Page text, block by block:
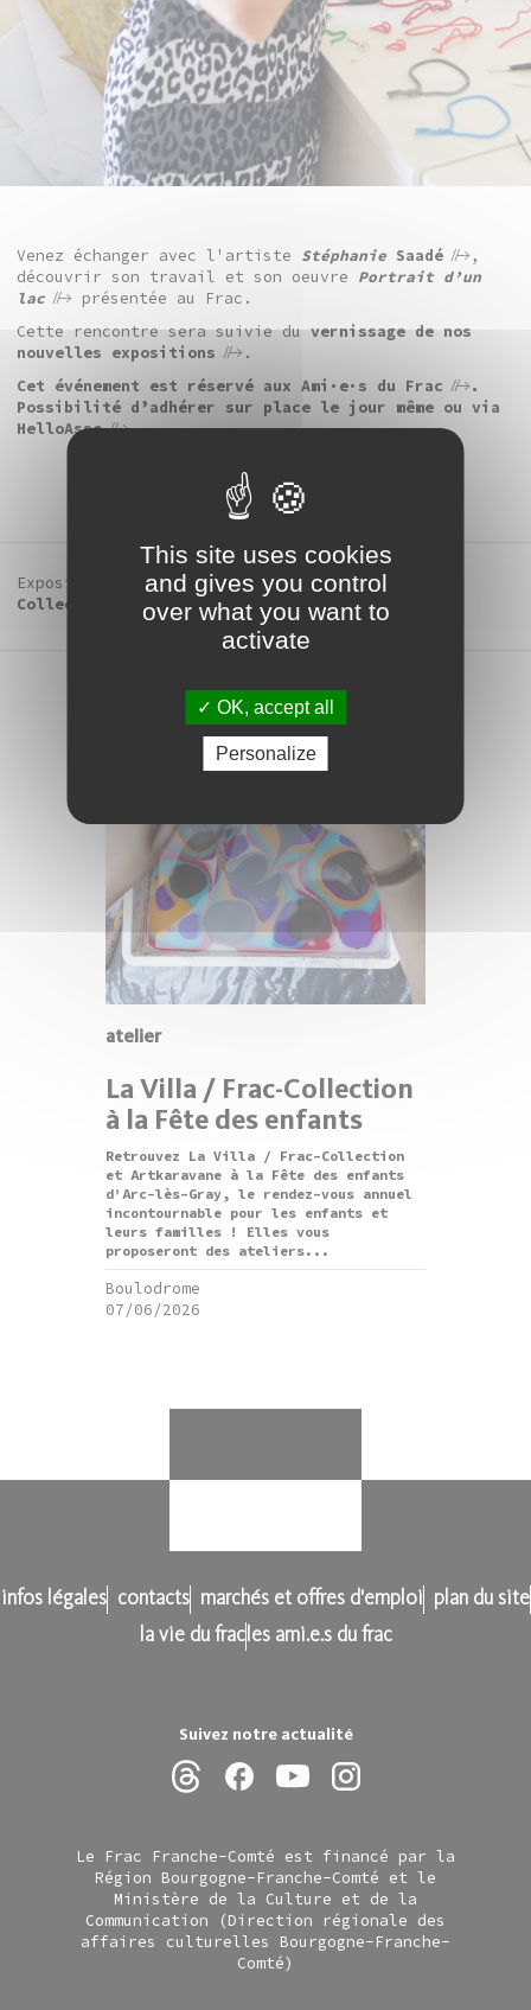
Suivez notre actualité
Venez échanger avec l'artiste Stéphanie Saadé
,
découvrir son travail et son oeuvre Portrait d’un
lac
présentée au Frac.
Cette rencontre sera suivie duvernissage de nos
nouvelles expositions
.
Cet événement est réservé auxAmi·e·s du Frac
.
Possibilité d’adhérer sur place le jour même ou via
HelloAsso
.
Exposition
Collections mdlx / Frac Franche-Comté
atelier
La Villa / Frac-Collection
à la Fête des enfants
Retrouvez La Villa / Frac-Collection
et Artkaravane à la Fête des enfants
d’Arc-lès-Gray, le rendez-vous annuel
incontournable pour les enfants et
leurs familles ! Elles vous
proposeront des ateliers...
Boulodrome
07/06/2026
infos légales contacts marchés et offres d'emploi
plan du site
la vie du frac les ami.e.s du frac
Le Frac Franche-Comté est financé par la
Région Bourgogne-Franche-Comté et le
Ministère de la Culture et de la
Communication (Direction régionale des
affaires culturelles Bourgogne-Franche-
Comté)
This site uses cookies
and gives you control
over what you want to
activate
OK, accept all
Personalize